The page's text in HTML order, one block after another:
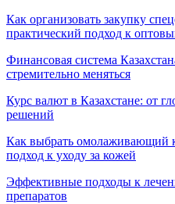
Как организовать закупку
практический подход к
Финансовая система
стремительно меняться
Курс валют в Казахстане: от
решений
Как выбрать омолаживающий
подход к уходу за кожей
Эффективные подходы к
препаратов